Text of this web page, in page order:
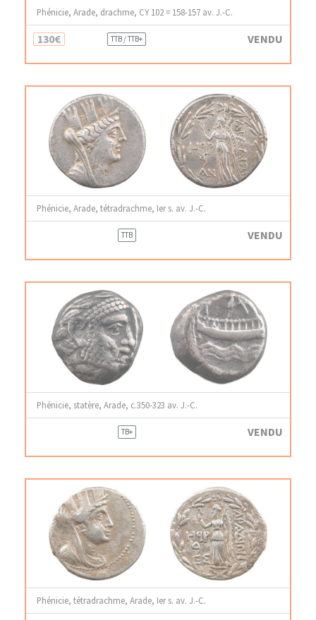
Phénicie, Arade, drachme, CY 102 = 158-157 av. J.-C.
130€ TTB / TTB+ VENDU
Phénicie, Arade, tétradrachme, Ier s. av. J.-C.
TTB VENDU
Phénicie, statère, Arade, c.350-323 av. J.-C.
TB+ VENDU
Phénicie, tétradrachme, Arade, Ier s. av. J.-C.